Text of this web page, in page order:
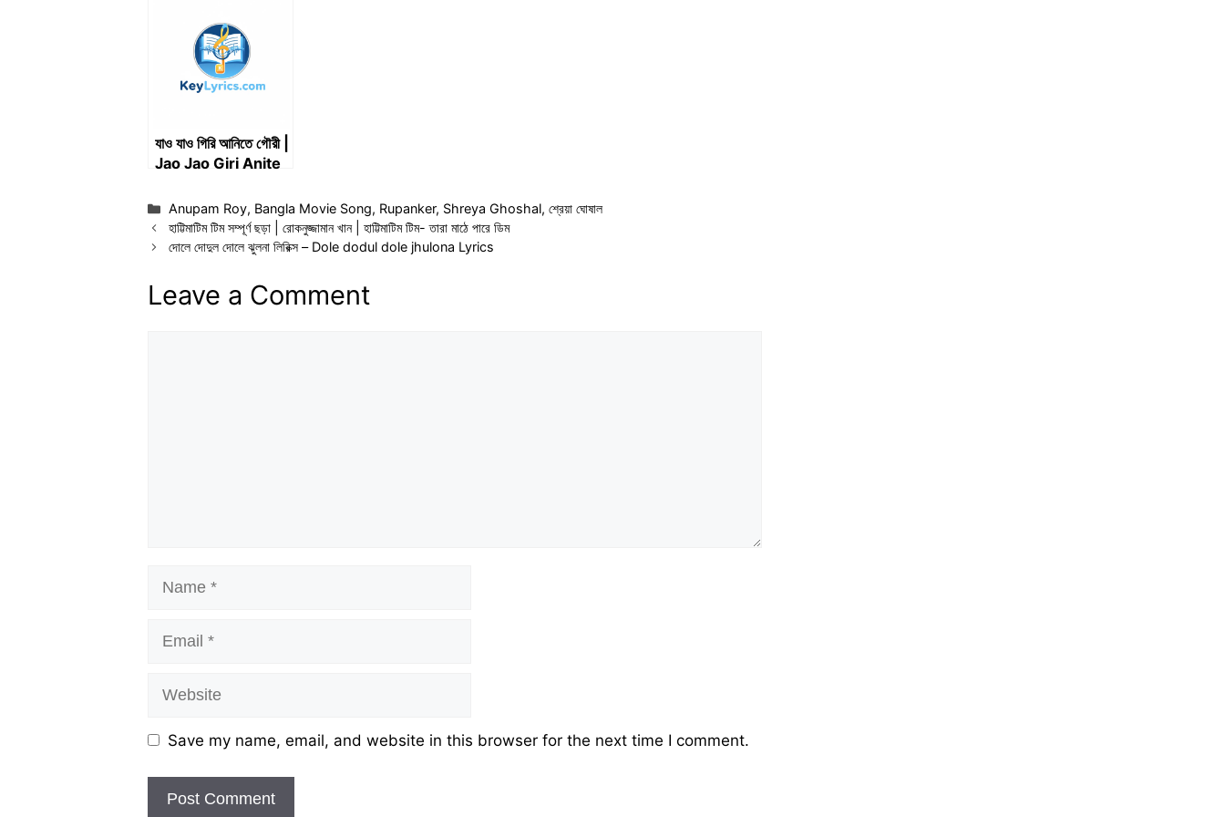
যাও যাও গিরি আনিতে গৌরী |
Jao Jao Giri Anite
Categories
Anupam Roy, Bangla Movie Song, Rupanker, Shreya Ghoshal,শ্রেয়া ঘোষাল
হাট্টিমাটিম টিম সম্পূর্ণ ছড়া | রোকনুজ্জামান খান | হাট্টিমাটিম টিম- তারা মাঠে পারে ডিম
দোলে দোদুল দোলে ঝুলনা লিরিক্স – Dole dodul dole jhulona Lyrics
Leave a Comment
Name
Email
Website
Save my name, email, and website in this browser for the next time I comment.